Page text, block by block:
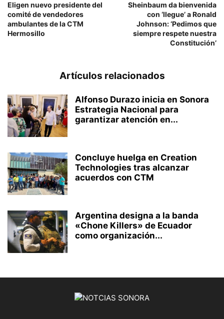
Eligen nuevo presidente del
comité de vendedores
ambulantes de la CTM
Hermosillo
Sheinbaum da bienvenida
con ‘llegue’ a Ronald
Johnson: ‘Pedimos que
siempre respete nuestra
Constitución’
Artículos relacionados
Alfonso Durazo inicia en Sonora
Estrategia Nacional para
garantizar atención en...
Concluye huelga en Creation
Technologies tras alcanzar
acuerdos con CTM
Argentina designa a la banda
«Chone Killers» de Ecuador
como organización...